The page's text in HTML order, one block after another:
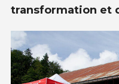
transformation et